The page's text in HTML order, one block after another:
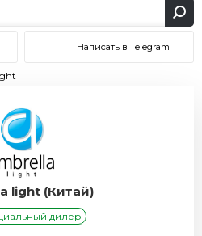
Написать в Telegram
light (Китай)
дилер